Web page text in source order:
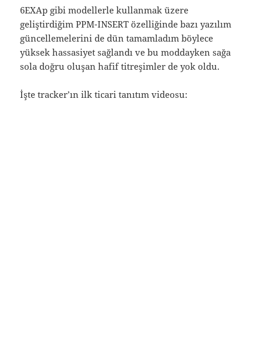
6EXAp gibi modellerle kullanmak üzere
geliştirdiğim PPM-INSERT özelliğinde bazı yazılım
güncellemelerini de dün tamamladım böylece
yüksek hassasiyet sağlandı ve bu moddayken sağa
sola doğru oluşan hafif titreşimler de yok oldu.
İşte tracker’ın ilk ticari tanıtım videosu: